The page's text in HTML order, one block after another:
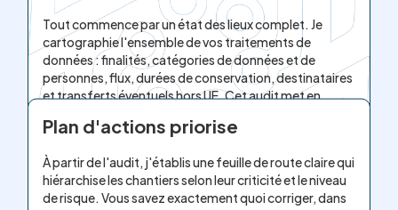
Tout commence par un état des lieux complet. Je
cartographie l'ensemble de vos traitements de
données : finalités, catégories de données et de
personnes, flux, durées de conservation, destinataires
et transferts éventuels hors UE. Cet audit met en
RGPD et constitue la base documentaire de toute la
Plan d'actions priorise
À partir de l'audit, j'établis une feuille de route claire qui
hiérarchise les chantiers selon leur criticité et le niveau
de risque. Vous savez exactement quoi corriger, dans